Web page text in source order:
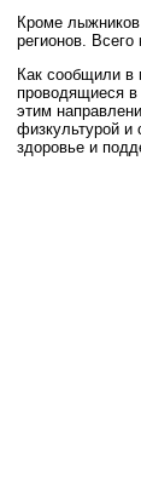
Кроме лыжников
регионов.
Как сообщили в
проводящиеся в
этим
физкультурой и
здоровье и